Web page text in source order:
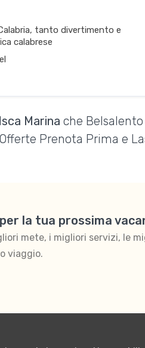
tanto divertimento e
calabrese
Marina che
Prenota Prima e
la tua prossima
mete, i migliori servizi, le
viaggio.